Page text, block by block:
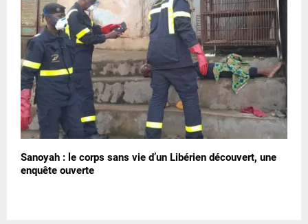
Sanoyah : le corps sans vie d’un Libérien découvert, une
enquête ouverte